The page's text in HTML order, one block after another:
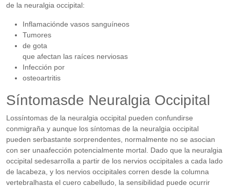
de la neuralgia occipital:
Inflamaciónde vasos sanguíneos
Tumores
de gota
que afectan las raíces nerviosas
Infección por
osteoartritis
Síntomasde Neuralgia Occipital
Lossíntomas de la neuralgia occipital pueden confundirse
conmigraña y aunque los síntomas de la neuralgia occipital
pueden serbastante sorprendentes, normalmente no se asocian
con ser unaafección potencialmente mortal. Dado que la neuralgia
occipital sedesarrolla a partir de los nervios occipitales a cada lado
de lacabeza, y los nervios occipitales corren desde la columna
vertebralhasta el cuero cabelludo, la sensibilidad puede ocurrir